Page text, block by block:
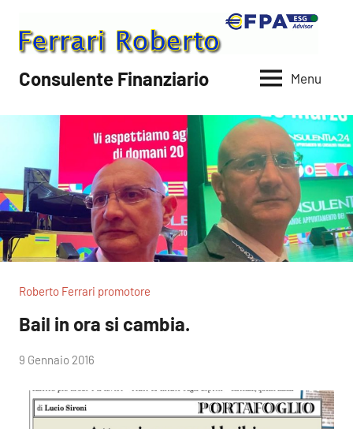
contenuto
Consulente Finanziario Menu
Roberto Ferrari promotore
Bail in ora si cambia.
di
9 Gennaio 2016